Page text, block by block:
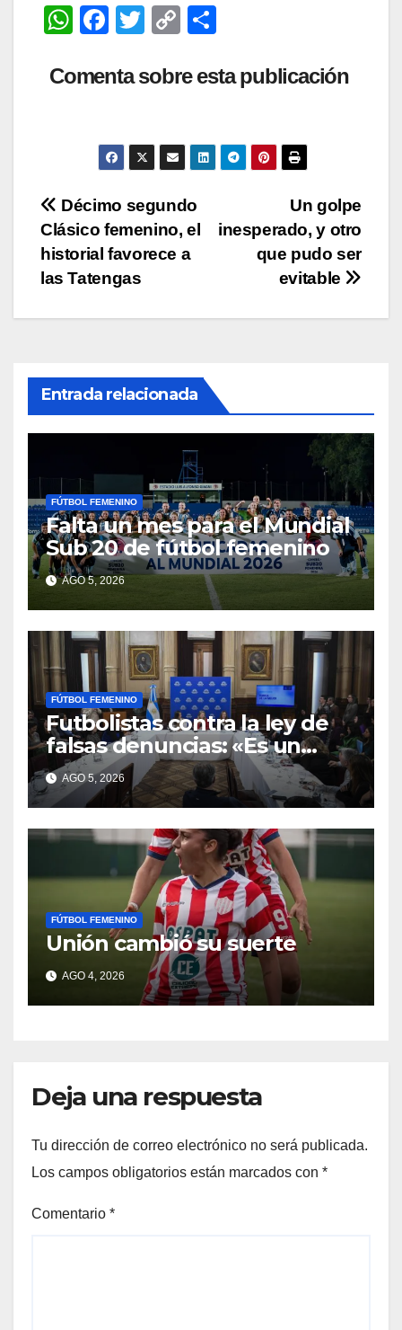
audio
W
at
p
F
c
b
o
k
T
tt
C
p
Li
n
k
m
ar
tir
Comenta sobre esta publicación
Navegación
de
entradas
Un golpe
inesperado, y otro
que pudo ser
evitable
Décimo segundo
Clásico femenino, el
historial favorece a
las Tatengas
Entrada relacionada
FÚTBOL FEMENINO
Falta un mes para el Mundial
Sub 20 de fútbol femenino
AGO 5, 2026
FÚTBOL FEMENINO
Futbolistas contra la ley de
falsas denuncias: «Es un
escudo para violentos»
AGO 5, 2026
FÚTBOL FEMENINO
Unión cambió su suerte
AGO 4, 2026
Deja una respuesta
Tu dirección de correo electrónico no será publicada.
Los campos obligatorios están marcados con *
Comentario *